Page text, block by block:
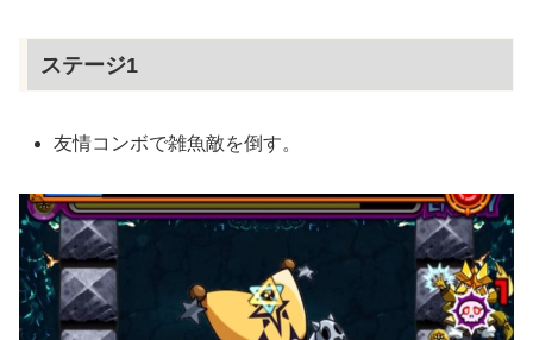
ステージ1
友情コンボで雑魚敵を倒す。